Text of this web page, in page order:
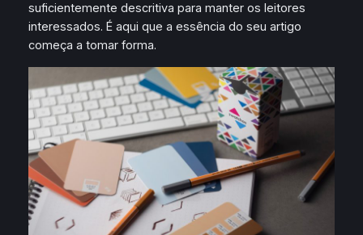
suficientemente descritiva para manter os leitores
interessados. É aqui que a essência do seu artigo
começa a tomar forma.